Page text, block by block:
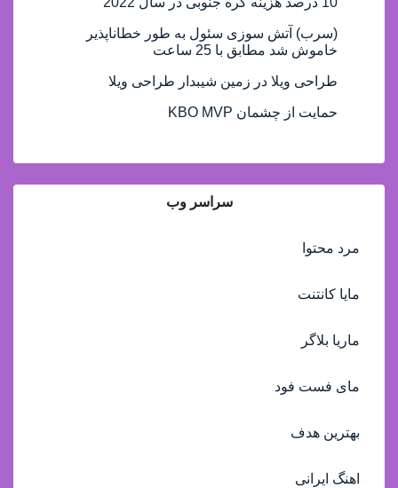
(سرب) آتش سوزی سئول به طور خطاناپذیر
خاموش شد مطابق با 25 ساعت
طراحی ویلا در زمین شیبدار طراحی ویلا
حمایت از چشمان KBO MVP
سراسر وب
مرد محتوا
مایا کانتنت
ماریا بلاگر
مای فست فود
بهترین هدف
اهنگ ایرانی